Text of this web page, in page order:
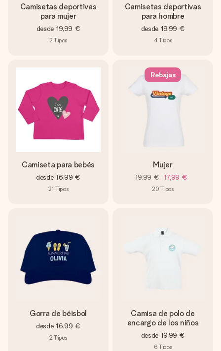
Camisetas deportivas
para mujer
desde 19,99 €
2 Tipos
Camisetas deportivas
para hombre
desde 19,99 €
4Tipos
Camiseta para bebés
desde 16,99 €
21 Tipos
Rebajas
Mujer
19,99 € 17,99 €
20 Tipos
Gorra de béisbol
desde 16,99 €
2 Tipos
Camisa de polo de
encargo de los niños
desde 19,99 €
6 Tipos